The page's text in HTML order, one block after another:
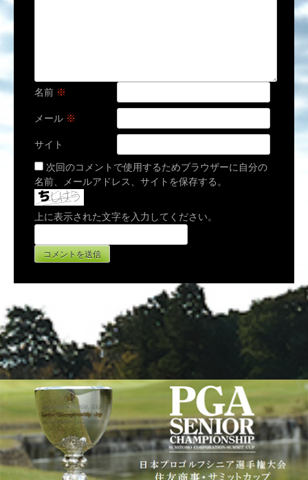
名前 ※
メール ※
サイト
次回のコメントで使用するためブラウザーに自分の
名前、メールアドレス、サイトを保存する。
上に表示された文字を入力してください。